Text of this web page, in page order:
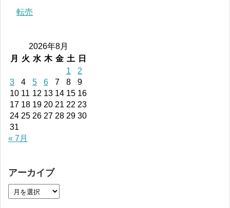
転売
2026年8月
月
火 水 木 金 土
日
1
2
3
4 5 6 7 8
9
10 11 12 13 14 15 16
17 18 19 20 21 22 23
24 25 26 27 28 29 30
31
« 7月
アーカイブ